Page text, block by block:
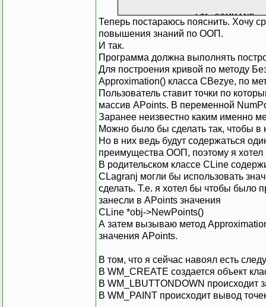
}
for(i=0;
}
void
case WM_COMMAND:
wmId =
// Parse
switch
{
case
case
case
{
}
break;
case
Теперь постараюсь пояснить. Хочу
повышения знаний по ООП.
И так.
Программа должна выполнять
Для построения кривой по методу
Approximation() класса CBezye, по
Пользователь ставит точки по
массив APoints. В переменной
Заранее неизвестно каким именно
Можно было бы сделать так, чтобы
Но в них ведь будут содержаться
преимущества ООП, поэтому я хотел
В родительском классе CLine
CLagranj могли бы использовать
сделать. Т.е. я хотел бы чтобы было
занесли в APoints значения
СLine *obj->NewPoints()
А затем вызываю метод
значения APoints.
В том, что я сейчас навоял есть
В WM_CREATE создается объект
В WM_LBUTTONDOWN происходит
В WM_PAINT происходит вывод